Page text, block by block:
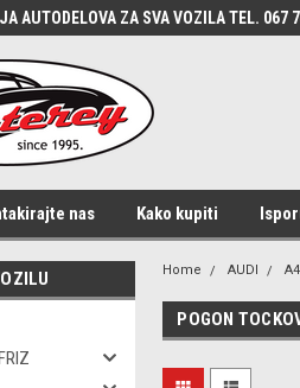
AUTODELOVA ZA SVA VOZILA TEL. 067
nas Kako kupiti
Home AUDI
POGON